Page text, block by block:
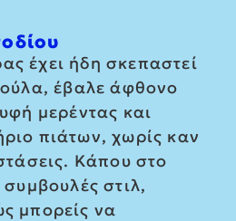
έχει ήδη σκεπαστεί
έβαλε άφθονο
μερέντας και
πιάτων, χωρίς καν
Κάπου στο
συμβουλές στιλ,
μπορείς να